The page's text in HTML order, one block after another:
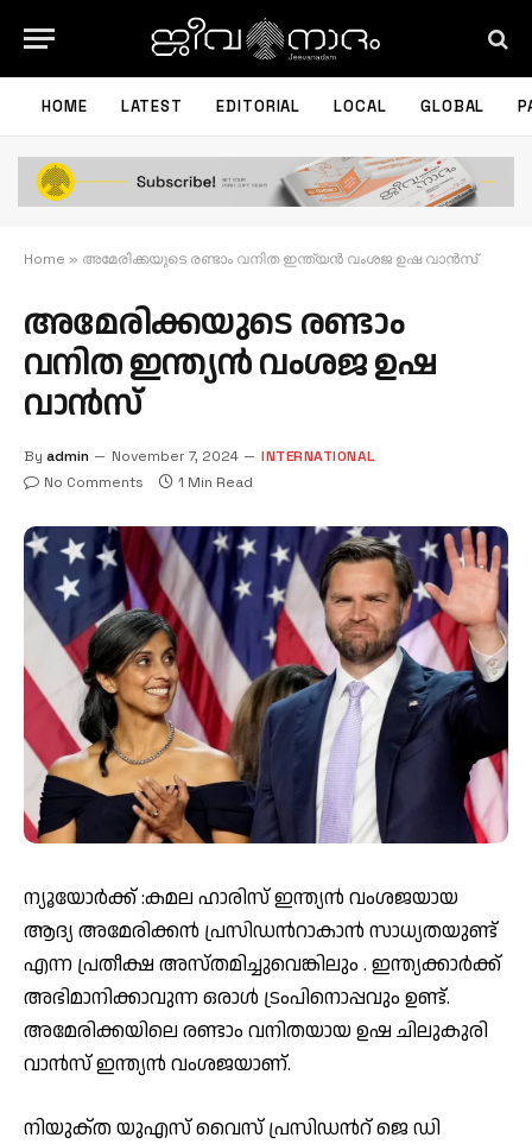
HOME LATEST EDITORIAL LOCAL GLOBAL
Home » അമേരിക്കയുടെ രണ്ടാം വനിത ഇന്ത്യന്‍ വംശജ ഉഷ വാന്‍സ്
അമേരിക്കയുടെ രണ്ടാം
വനിത ഇന്ത്യന്‍ വംശജ ഉഷ
വാന്‍സ്
By admin November 7, 2024
INTERNATIONAL
No Comments
1 Min Read
ന്യൂയോർക്ക് :കമല ഹാരിസ് ഇന്ത്യന്‍ വംശജയായ
ആദ്യ അമേരിക്കന്‍ പ്രസിഡന്‍റാകാന്‍ സാധ്യതയുണ്ട്
എന്ന പ്രതീക്ഷ അസ്തമിച്ചുവെങ്കിലും . ഇന്ത്യക്കാര്‍ക്ക്
അഭിമാനിക്കാവുന്ന ഒരാള്‍ ട്രംപിനൊപ്പവും ഉണ്ട്.
അമേരിക്കയിലെ രണ്ടാം വനിതയായ ഉഷ ചിലുകുരി
വാന്‍സ് ഇന്ത്യന്‍ വംശജയാണ്.
നിയുക്‌ത യുഎസ്‌ വൈസ് പ്രസിഡന്‍റ് ജെ ഡി